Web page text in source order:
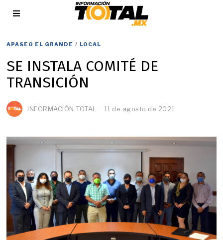
APASEO EL GRANDE / LOCAL
SE INSTALA COMITÉ DE
TRANSICIÓN
INFORMACIÓN TOTAL 11 de agosto de 2021